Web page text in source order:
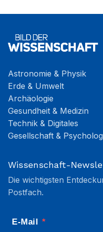
Astronomie & Physik
Erde & Umwelt
Archäologie
Gesundheit & Medizin
Technik & Digitales
Gesellschaft &
Wissenschaft-
Die wichtigsten
Postfach.